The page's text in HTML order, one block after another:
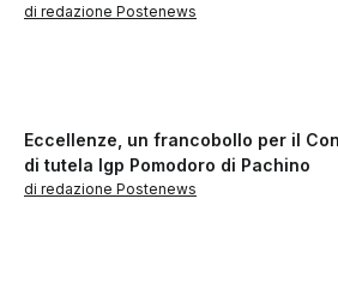
di redazione Postenews
Eccellenze, un francobollo per il
di tutela Igp Pomodoro di Pachino
di redazione Postenews